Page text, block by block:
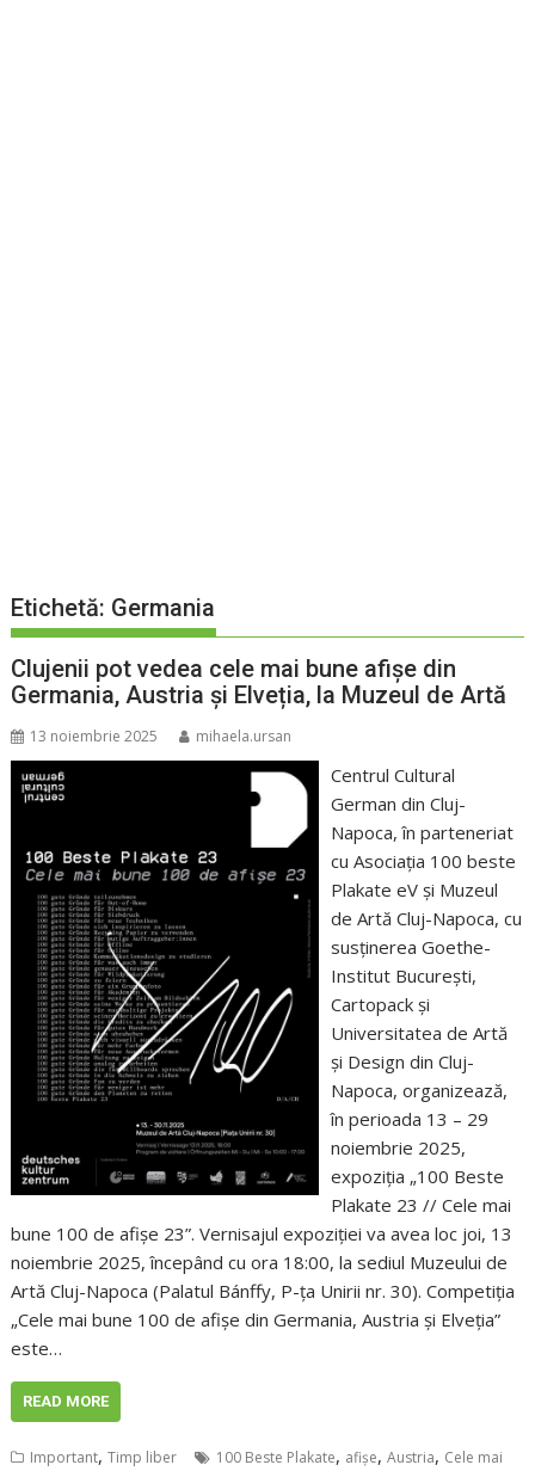
Etichetă: Germania
Clujenii pot vedea cele mai bune afișe din
Germania, Austria și Elveția, la Muzeul de Artă
13 noiembrie 2025 mihaela.ursan
Centrul Cultural
German din Cluj-
Napoca, în parteneriat
cu Asociația 100 beste
Plakate eV și Muzeul
de Artă Cluj-Napoca, cu
susținerea Goethe-
Institut București,
Cartopack și
Universitatea de Artă
și Design din Cluj-
Napoca, organizează,
în perioada 13 – 29
noiembrie 2025,
expoziția „100 Beste
Plakate 23 // Cele mai
bune 100 de afișe 23”. Vernisajul expoziției va avea loc joi, 13
noiembrie 2025, începând cu ora 18:00, la sediul Muzeului de
Artă Cluj-Napoca (Palatul Bánffy, P-ța Unirii nr. 30). Competiția
„Cele mai bune 100 de afișe din Germania, Austria și Elveția”
este…
READ MORE
Important,Timp liber 100 Beste Plakate, afișe,Austria, Cele mai